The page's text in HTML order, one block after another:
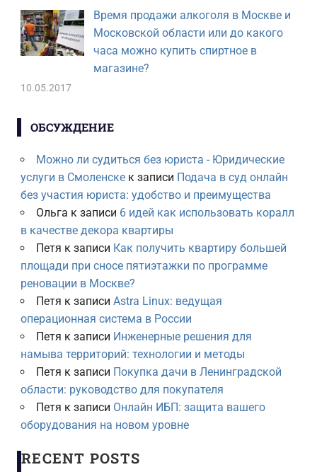
Время продажи алкоголя в Москве и
Московской области или до какого
часа можно купить спиртное в
магазине?
10.05.2017
ОБСУЖДЕНИЕ
Можно ли судиться без юриста - Юридические
услуги в Смоленскек записи Подача в суд онлайн
без участия юриста: удобство и преимущества
Ольга к записи 6 идей как использовать коралл
в качестве декора квартиры
Петя к записи Как получить квартиру большей
площади при сносе пятиэтажки по программе
реновации в Москве?
Петя к записи Astra Linux: ведущая
операционная система в России
Петя к записи Инженерные решения для
намыва территорий: технологии и методы
Петя к записи Покупка дачи в Ленинградской
области: руководство для покупателя
Петя к записи Онлайн ИБП: защита вашего
оборудования на новом уровне
RECENT POSTS